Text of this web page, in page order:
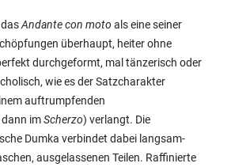
Andante con motoals eine seiner
überhaupt, heiter ohne
durchgeformt, mal tänzerisch oder
wie es der Satzcharakter
auftrumpfenden
dann imScherzo) verlangt. Die
Dumka verbindet dabei langsam-
ausgelassenen Teilen. Raffinierte